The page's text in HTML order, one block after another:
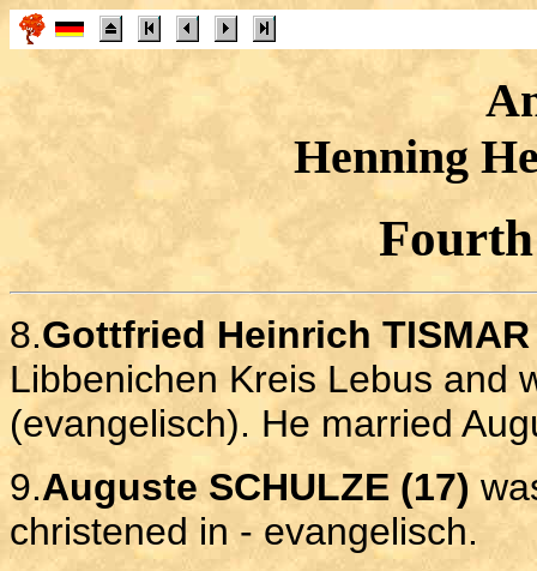
Henning
8.Gottfried Heinrich TISMAR
Libbenichen Kreis Lebus and
(evangelisch). He married
9.Auguste SCHULZE (17)
christened in - evangelisch.